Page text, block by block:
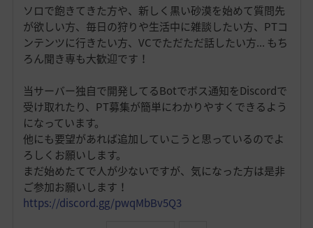
ソロで飽きてきた方や、新しく黒い砂漠を始めて質問先
が欲しい方、毎日の狩りや生活中に雑談したい方、PTコ
ンテンツに行きたい方、VCでただただ話したい方... もち
ろん聞き専も大歓迎です！
当サーバー独自で開発してるBotでボス通知をDiscordで
受け取れたり、PT募集が簡単にわかりやすくできるよう
になっています。
他にも要望があれば追加していこうと思っているのでよ
ろしくお願いします。
まだ始めたてで人が少ないですが、気になった方は是非
ご参加お願いします！
https://discord.gg/pwqMbBv5Q3